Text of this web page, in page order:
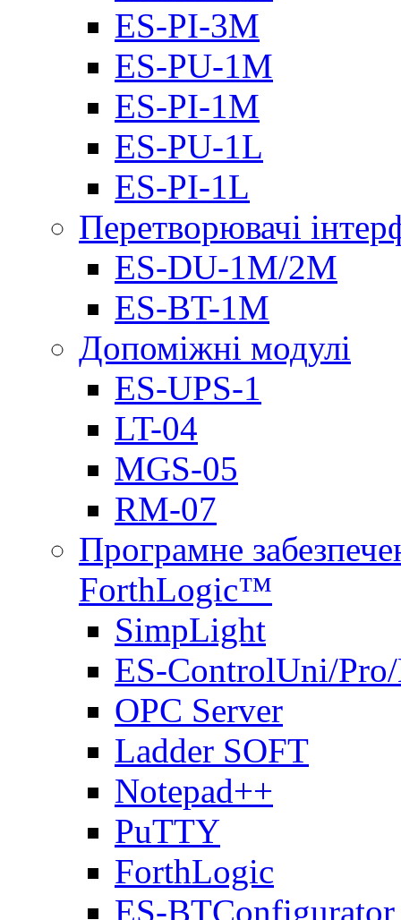
ES-PI-3M
ES-PU-1M
ES-PI-1M
ES-PU-1L
ES-PI-1L
Перетворювачі
ES-DU-1M/2M
ES-BT-1M
Допоміжні модулі
ES-UPS-1
LT-04
МGS-05
RM-07
Програмне
ForthLogic™
SimpLight
ES-ControlUni/
OPC Server
Ladder SOFT
Notepad++
PuTTY
ForthLogic
ES-BTConfigurator